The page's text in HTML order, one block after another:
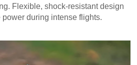
Flexible, shock-resistant design
during intense flights.